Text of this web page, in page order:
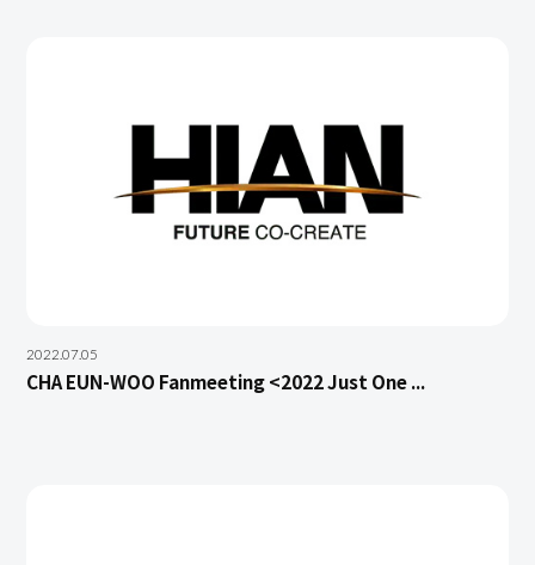
2022.07.05
CHA EUN-WOO Fanmeeting <2022 Just One ...